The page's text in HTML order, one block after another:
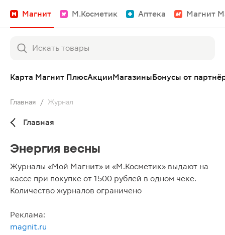
Магнит М.Косметик Аптека Магнит
Карта Магнит ПлюсАкцииМагазиныБонусы от
Главная / Журнал
Главная
Энергия весны
Журналы «Мой Магнит» и «М.Косметик» выдают на
кассе при покупке от 1500 рублей в одном чеке.
Количество журналов ограничено
Реклама:
magnit.ru